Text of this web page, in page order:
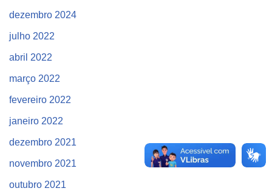
dezembro 2024
julho 2022
abril 2022
março 2022
fevereiro 2022
janeiro 2022
dezembro 2021
novembro 2021
outubro 2021